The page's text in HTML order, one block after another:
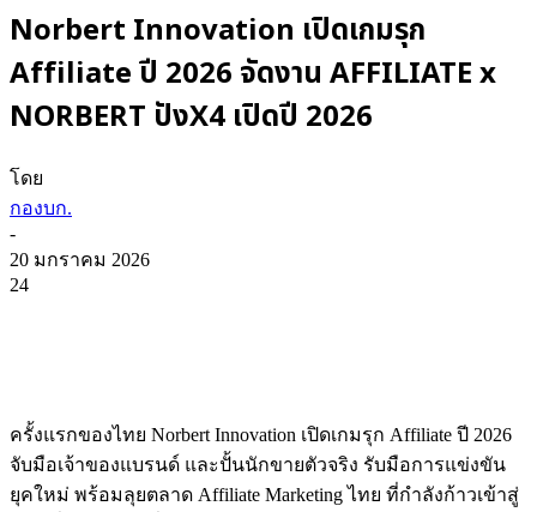
Norbert Innovation เปิดเกมรุก
Affiliate ปี 2026 จัดงาน AFFILIATE x
NORBERT ปังX4 เปิดปี 2026
โดย
กองบก.
-
20 มกราคม 2026
24
ครั้งแรกของไทย Norbert Innovation เปิดเกมรุก Affiliate ปี 2026
จับมือเจ้าของแบรนด์ และปั้นนักขายตัวจริง รับมือการแข่งขัน
ยุคใหม่ พร้อมลุยตลาด Affiliate Marketing ไทย ที่กำลังก้าวเข้าสู่